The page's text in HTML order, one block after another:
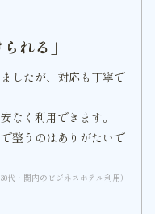
れる」
したが、対応も丁寧で
なく利用できます。
整うのはありがたいで
代・関内のビジネスホテル利用）